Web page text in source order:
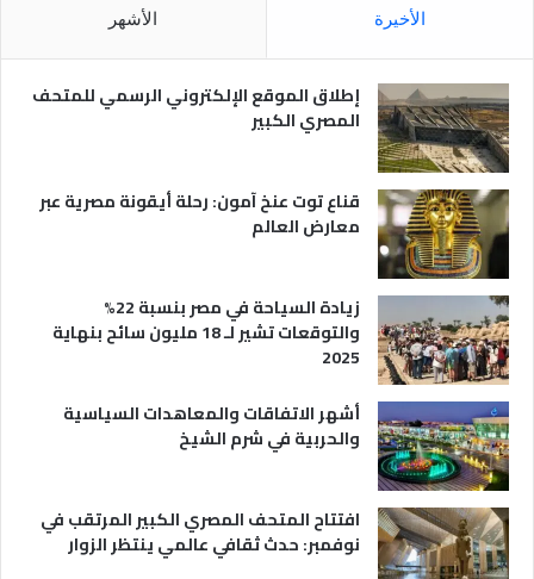
ر
ة
و
الأخيرة الأشهر
إطلاق الموقع الإلكتروني الرسمي للمتحف
المصري الكبير
قناع توت عنخ آمون: رحلة أيقونة مصرية عبر
معارض العالم
زيادة السياحة في مصر بنسبة 22%
والتوقعات تشير لـ 18 مليون سائح بنهاية
2025
أشهر الاتفاقات والمعاهدات السياسية
والحربية في شرم الشيخ
افتتاح المتحف المصري الكبير المرتقب في
نوفمبر: حدث ثقافي عالمي ينتظر الزوار